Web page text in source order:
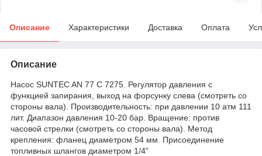
Описание Характеристики Доставка Оплата
Описание
Насос SUNTEC AN 77 C 7275. Регулятор давления с
функцией запирания, выход на форсунку слева (смотреть со
стороны вала). Производительность: при давлении 10 атм 111
лит. Диапазон давления 10-20 бар. Вращение: против
часовой стрелки (смотреть со стороны вала). Метод
крепления: фланец диаметром 54 мм. Присоединение
топливных шлангов диаметром 1/4"